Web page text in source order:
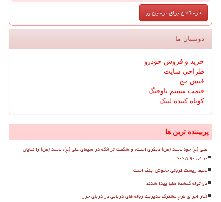
دوستان ما
خرید و فروش خودرو
طراحی سایت
فیش حج
قیمت بیسیم باوفنگ
کوتاه کننده لینک
پربیننده ترین ها
علی (ع) خود محمد (ص) دیگری است، و شگفت تر آنکه در سیمای علی (ع)، محمد (ص) را نمایان
تر می توان دید
محیط زیست قربانی خاموش جنگ است
دو توله گمشده هلیا پیدا شدند
آغاز اجرای طرح مشترک مدیریت زباله های دریایی در دریای خزر